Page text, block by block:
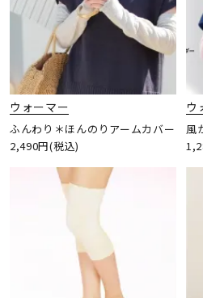
ウォーマー
ふんわり＊ほんのりアームカバー
2,490円(税込)
ウ
風